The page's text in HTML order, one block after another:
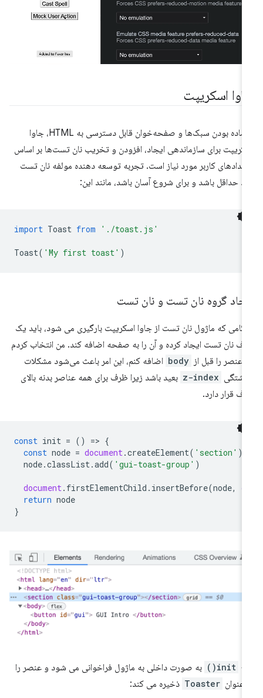
اسکریپت
با آماده بودن سبک‌ها و صفحه‌خوان قابل دسترسی به HTML، جاوا
برای سازماندهی ایجاد، افزودن و تخریب نان تست‌ها بر اساس
کاربر مورد نیاز است. تجربه توسعه دهنده مولفه نان تست
حداقل باشد و برای شروع آسان باشد، مانند این:
import Toast from './toast.js'
Toast('My first toast'
گروه نان تست و نان تست
که ماژول نان تست از جاوا اسکریپت بارگیری می شود، باید یک
نان تست ایجاد کرده و آن را به صفحه اضافه کند. من انتخاب کردم
عنصر را قبل از body اضافه کنم، این امر باعث می‌شود مشکلات
z-index بعید باشد زیرا ظرف برای همه عناصر بدنه بالای
قرار دارد.
const init = () =
const node = document.createElement('section'
node.classList.add('gui-toast-group'
document.firstElementChild.insertBefore(node
return node
init()
به صورت داخلی به ماژول فراخوانی می شود و عنصر را
عنوان Toaster ذخیره می کند: